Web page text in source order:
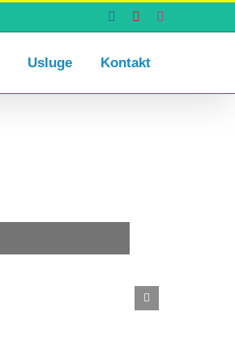
FacebookYouTube
Usluge Kontakt